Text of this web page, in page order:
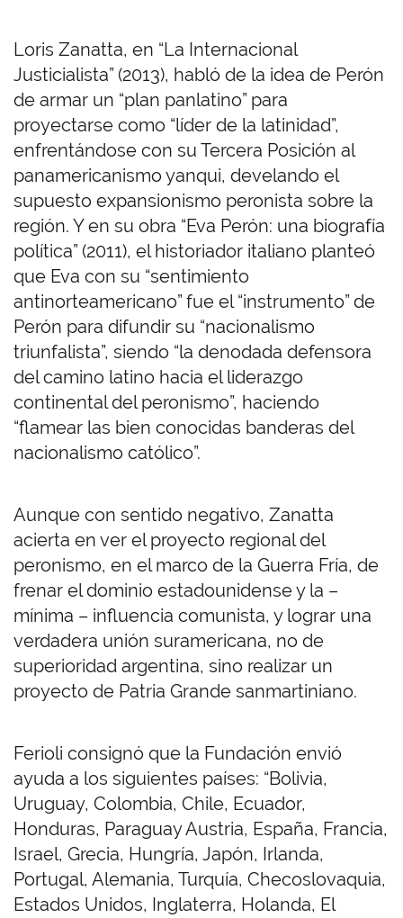
Loris Zanatta, en “La Internacional
Justicialista” (2013), habló de la idea de Perón
de armar un “plan panlatino” para
proyectarse como “líder de la latinidad”,
enfrentándose con su Tercera Posición al
panamericanismo yanqui, develando el
supuesto expansionismo peronista sobre la
región. Y en su obra “Eva Perón: una biografía
política” (2011), el historiador italiano planteó
que Eva con su “sentimiento
antinorteamericano” fue el “instrumento” de
Perón para difundir su “nacionalismo
triunfalista”, siendo “la denodada defensora
del camino latino hacia el liderazgo
continental del peronismo”, haciendo
“flamear las bien conocidas banderas del
nacionalismo católico”.
Aunque con sentido negativo, Zanatta
acierta en ver el proyecto regional del
peronismo, en el marco de la Guerra Fría, de
frenar el dominio estadounidense y la –
mínima – influencia comunista, y lograr una
verdadera unión suramericana, no de
superioridad argentina, sino realizar un
proyecto de Patria Grande sanmartiniano.
Ferioli consignó que la Fundación envió
ayuda a los siguientes países: “Bolivia,
Uruguay, Colombia, Chile, Ecuador,
Honduras, Paraguay Austria, España, Francia,
Israel, Grecia, Hungría, Japón, Irlanda,
Portugal, Alemania, Turquía, Checoslovaquia,
Estados Unidos, Inglaterra, Holanda, El